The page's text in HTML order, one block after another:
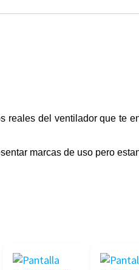
del ventilador que te
marcas de uso pero